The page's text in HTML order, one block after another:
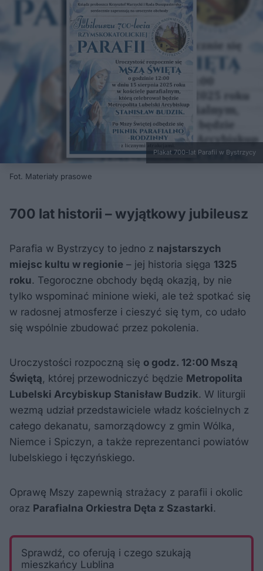
Plakat 700-lat Parafii w Bystrzycy
Fot. Materiały prasowe
700 lat historii – wyjątkowy jubileusz
Parafia w Bystrzycy to jedno z najstarszych
miejsc kultu w regionie – jej historia sięga 1325
roku. Tegoroczne obchody będą okazją, by nie
tylko wspominać minione wieki, ale też spotkać się
w radosnej atmosferze i cieszyć się tym, co udało
się wspólnie zbudować przez pokolenia.
Uroczystości rozpoczną się o godz. 12:00 Mszą
Świętą , której przewodniczyć będzie Metropolita
Lubelski Arcybiskup Stanisław Budzik. W liturgii
wezmą udział przedstawiciele władz kościelnych z
całego dekanatu, samorządowcy z gmin Wólka,
Niemce i Spiczyn, a także reprezentanci powiatów
lubelskiego i łęczyńskiego.
Oprawę Mszy zapewnią strażacy z parafii i okolic
oraz Parafialna Orkiestra Dęta z Szastarki.
Sprawdź, co oferują i czego szukają
mieszkańcy Lublina